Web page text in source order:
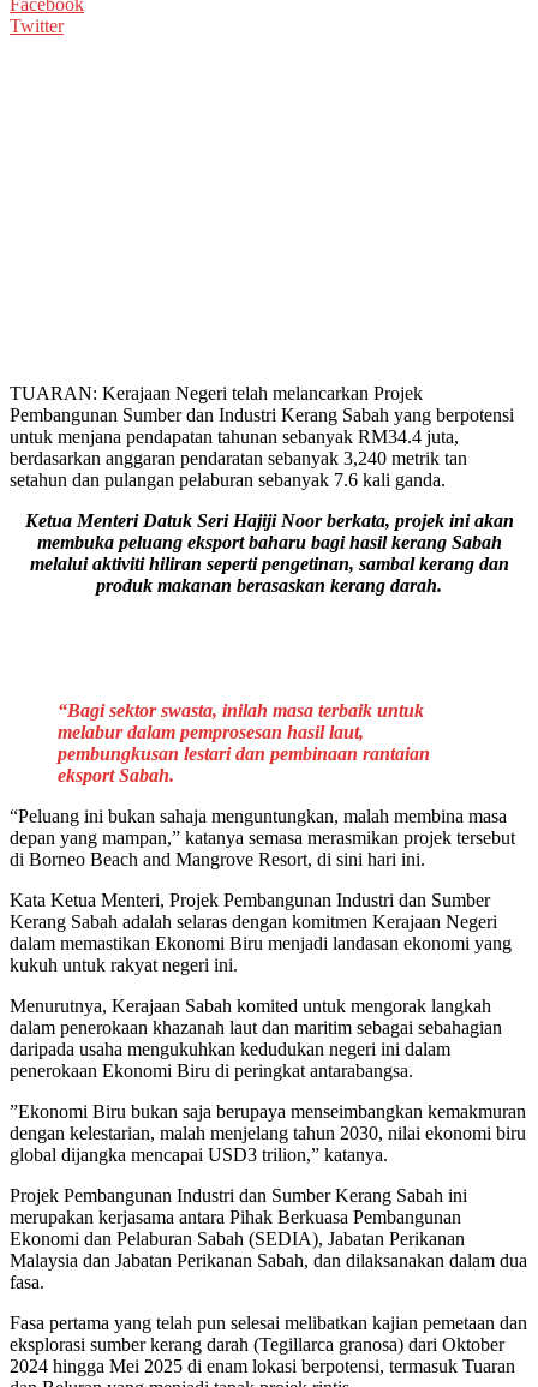
Twitter
TUARAN: Kerajaan Negeri telah melancarkan Projek
Pembangunan Sumber dan Industri Kerang Sabah yang berpotensi
untuk menjana pendapatan tahunan sebanyak RM34.4 juta,
berdasarkan anggaran pendaratan sebanyak 3,240 metrik tan
setahun dan pulangan pelaburan sebanyak 7.6 kali ganda.
Ketua Menteri Datuk Seri Hajiji Noor berkata, projek ini akan
membuka peluang eksport baharu bagi hasil kerang Sabah
melalui aktiviti hiliran seperti pengetinan, sambal kerang dan
produk makanan berasaskan kerang darah.
“Bagi sektor swasta, inilah masa terbaik untuk
melabur dalam pemprosesan hasil laut,
pembungkusan lestari dan pembinaan rantaian
eksport Sabah.
“Peluang ini bukan sahaja menguntungkan, malah membina masa
depan yang mampan,” katanya semasa merasmikan projek tersebut
di Borneo Beach and Mangrove Resort, di sini hari ini.
Kata Ketua Menteri, Projek Pembangunan Industri dan Sumber
Kerang Sabah adalah selaras dengan komitmen Kerajaan Negeri
dalam memastikan Ekonomi Biru menjadi landasan ekonomi yang
kukuh untuk rakyat negeri ini.
Menurutnya, Kerajaan Sabah komited untuk mengorak langkah
dalam penerokaan khazanah laut dan maritim sebagai sebahagian
daripada usaha mengukuhkan kedudukan negeri ini dalam
penerokaan Ekonomi Biru di peringkat antarabangsa.
”Ekonomi Biru bukan saja berupaya menseimbangkan kemakmuran
dengan kelestarian, malah menjelang tahun 2030, nilai ekonomi biru
global dijangka mencapai USD3 trilion,” katanya.
Projek Pembangunan Industri dan Sumber Kerang Sabah ini
merupakan kerjasama antara Pihak Berkuasa Pembangunan
Ekonomi dan Pelaburan Sabah (SEDIA), Jabatan Perikanan
Malaysia dan Jabatan Perikanan Sabah, dan dilaksanakan dalam dua
fasa.
Fasa pertama yang telah pun selesai melibatkan kajian pemetaan dan
eksplorasi sumber kerang darah (Tegillarca granosa) dari Oktober
2024 hingga Mei 2025 di enam lokasi berpotensi, termasuk Tuaran